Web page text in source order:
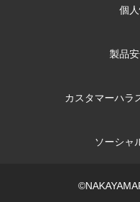
個
製品
カスタマーハラ
ソーシャ